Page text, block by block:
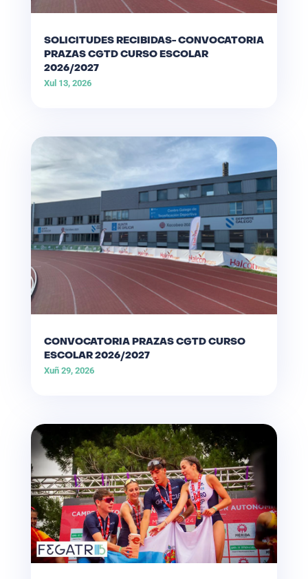
SOLICITUDES RECIBIDAS- CONVOCATORIA
PRAZAS CGTD CURSO ESCOLAR
2026/2027
Xul 13, 2026
CONVOCATORIA PRAZAS CGTD CURSO
ESCOLAR 2026/2027
Xuñ 29, 2026